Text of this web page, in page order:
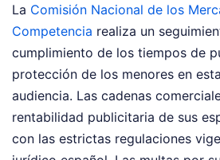
La Comisión Nacional de los
Competencia realiza un
cumplimiento de los tiempos de
protección de los menores en
audiencia. Las cadenas
rentabilidad publicitaria de sus
con las estrictas regulaciones